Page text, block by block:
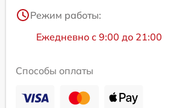
Режим работы:
Ежедневно с 9:00 до 21:00
Способы оплаты